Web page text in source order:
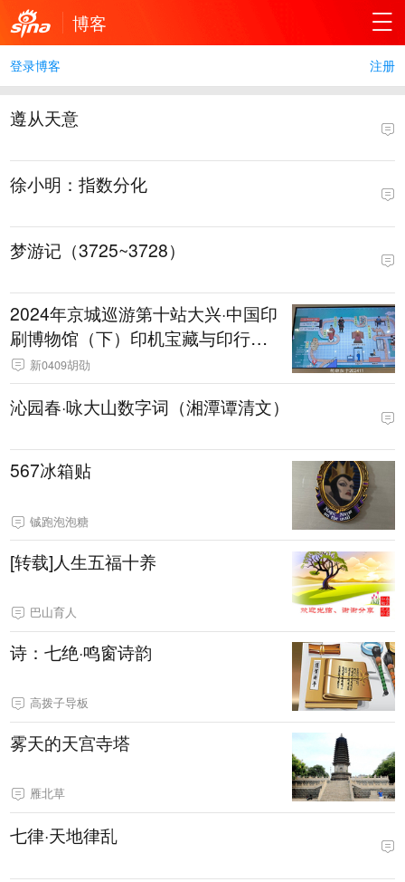
博客
登录博客 注册
遵从天意
徐小明：指数分化
梦游记（3725~3728）
2024年京城巡游第十站大兴·中国印
刷博物馆（下）印机宝藏与印行天
下 新0409胡劭
沁园春·咏大山数字词（湘潭谭清文）
567冰箱贴
铖跑泡泡糖
[转载]人生五福十养
巴山育人
诗：七绝·鸣窗诗韵
高拨子导板
雾天的天宫寺塔
雁北草
七律·天地律乱